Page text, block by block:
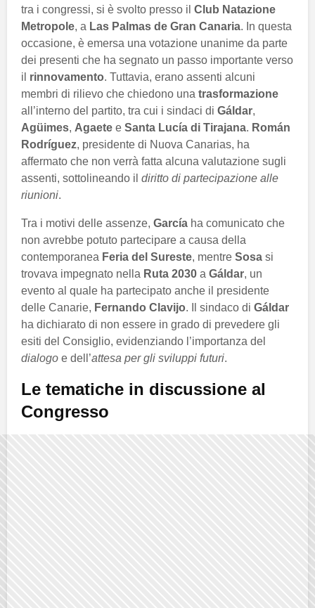
tra i congressi, si è svolto presso il Club Natazione
Metropole, a Las Palmas de Gran Canaria. In questa
occasione, è emersa una votazione unanime da parte
dei presenti che ha segnato un passo importante verso
il rinnovamento. Tuttavia, erano assenti alcuni
membri di rilievo che chiedono una trasformazione
all’interno del partito, tra cui i sindaci di Gáldar,
Agüimes, Agaete e Santa Lucía di Tirajana. Román
Rodríguez, presidente di Nuova Canarias, ha
affermato che non verrà fatta alcuna valutazione sugli
assenti, sottolineando il diritto di partecipazione alle
riunioni.
Tra i motivi delle assenze, García ha comunicato che
non avrebbe potuto partecipare a causa della
contemporanea Feria del Sureste, mentre Sosa si
trovava impegnato nella Ruta 2030 a Gáldar, un
evento al quale ha partecipato anche il presidente
delle Canarie, Fernando Clavijo. Il sindaco di Gáldar
ha dichiarato di non essere in grado di prevedere gli
esiti del Consiglio, evidenziando l’importanza del
dialogo e dell’attesa per gli sviluppi futuri.
Le tematiche in discussione al
Congresso